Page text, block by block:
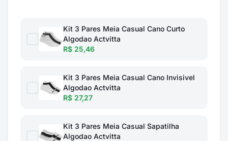
Kit 3 Pares Meia Casual Cano Curto
Algodao Actvitta
R$ 25,46
Kit 3 Pares Meia Casual Cano Invisivel
Algodao Actvitta
R$ 27,27
Kit 3 Pares Meia Casual Sapatilha
Algodao Actvitta